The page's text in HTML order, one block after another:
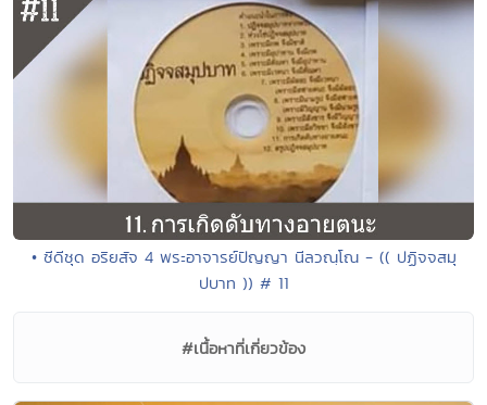
• ซีดีชุด อริยสัจ 4 พระอาจารย์ปัญญา นีลวณฺโณ - (( ปฏิจจสมุ
ปบาท )) # 11
#เนื้อหาที่เกี่ยวข้อง